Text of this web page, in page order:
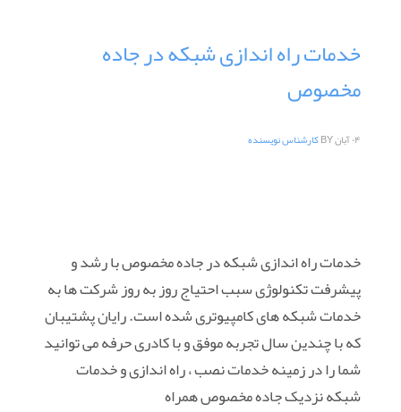
خدمات راه اندازی شبکه در جاده
مخصوص
۰۴ آبان BYکارشناس نویسنده
خدمات راه اندازی شبکه در جاده مخصوص با رشد و
پیشرفت تکنولوژی سبب احتیاج روز به روز شرکت ها به
خدمات شبکه های کامپیوتری شده است. رایان پشتیبان
که با چندین سال تجربه موفق و با کادری حرفه می توانید
شما را در زمینه خدمات نصب ، راه اندازی و خدمات
شبکه نزدیک جاده مخصوص همراه